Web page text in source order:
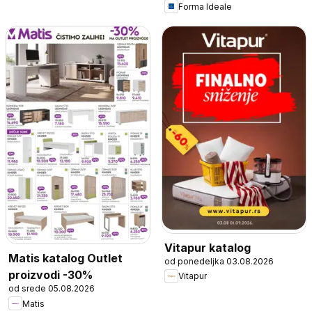
Forma Ideale
Matis katalog Outlet
proizvodi -30%
od srede 05.08.2026
Matis
Vitapur katalog
od ponedeljka 03.08.2026
Vitapur